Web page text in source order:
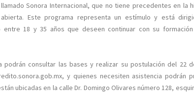
Sonora Internacional, que no tiene precedentes en la
Este programa representa un estímulo y está
18 y 35 años que deseen continuar con su
consultar las bases y realizar su postulación del 22
y quienes necesiten asistencia podrán
ubicadas en la calle Dr. Domingo Olivares número 128,